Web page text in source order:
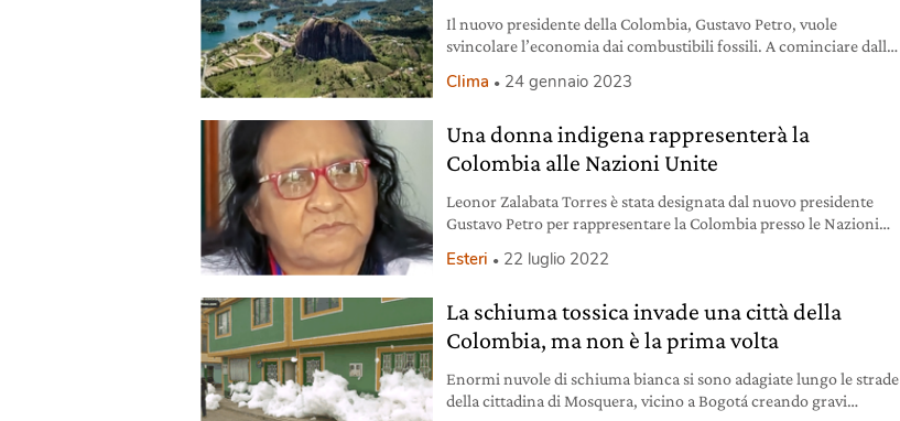
Il nuovo presidente della Colombia, Gustavo Petro, vuole
svincolare l’economia dai combustibili fossili. A cominciare dallo
Clima 24 gennaio 2023
Una donna indigena rappresenterà la
Colombia alle Nazioni Unite
Leonor Zalabata Torres è stata designata dal nuovo presidente
Gustavo Petro per rappresentare la Colombia presso le Nazioni
Esteri 22 luglio 2022
La schiuma tossica invade una città della
Colombia, ma non è la prima volta
Enormi nuvole di schiuma bianca si sono adagiate lungo le strade
della cittadina di Mosquera, vicino a Bogotá creando gravi